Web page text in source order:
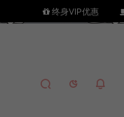
终身VIP优惠